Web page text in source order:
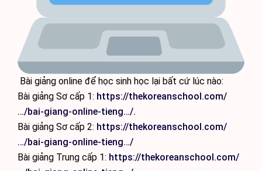
Bài giảng online để học sinh học lại bất cứ lúc nào:
Bài giảng Sơ cấp 1: https://thekoreanschool.com/
…/bai-giang-online-tieng…/.
Bài giảng Sơ cấp 2: https://thekoreanschool.com/
…/bai-giang-online-tieng…/
Bài giảng Trung cấp 1: https://thekoreanschool.com/